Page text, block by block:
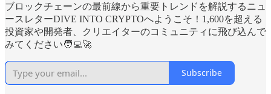
ブロックチェーンの最前線から重要トレンドを解説するニュ
ースレターDIVE INTO CRYPTOへようこそ！1,600を超える
投資家や開発者、クリエイターのコミュニティに飛び込んで
みてください🧑‍💻🚀
Subscribe